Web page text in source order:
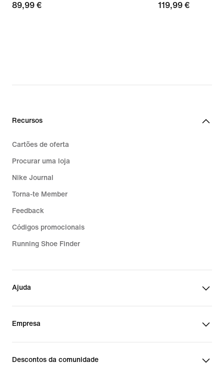
89,99
89,99 €
119,99
119,99 €
Recursos
Cartões de oferta
Procurar uma loja
Nike Journal
Torna-te Member
Feedback
Códigos promocionais
Running Shoe Finder
Ajuda
Empresa
Descontos da comunidade